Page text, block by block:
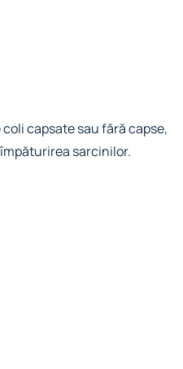
capsate sau fără capse,
sarcinilor.